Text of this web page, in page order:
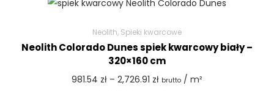
Neolith, Spieki kwarcowe
Neolith Colorado Dunes spiek kwarcowy biały –
320×160 cm
981.54 zł – 2,726.91 zł brutto/ m²